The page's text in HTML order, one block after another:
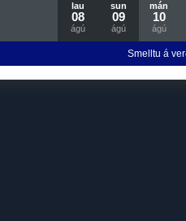
lau
08
ágú
sun
09
ágú
mán
10
ágú
Smelltu á